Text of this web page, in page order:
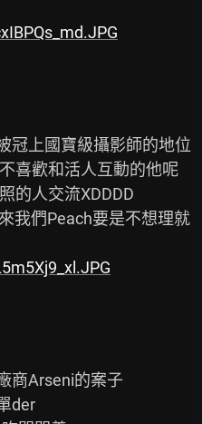
冠上國寶級攝影師的地位
喜歡和活人互動的他呢
的人交流XDDDD
我們Peach要是不想理就
商Arseni的案子
der